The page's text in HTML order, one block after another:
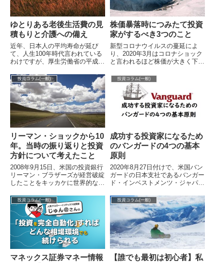
ゆとりある老後生活費の見
積もりと介護への備え
近年、日本人の平均寿命が延び
て、人生100年時代言われている
わけですが、厚生労働省の平成
支給が始まる65歳時点の平均余
命は、男性8...
株価暴落時につみたて投資
家がするべき3つのこと
新型コロナウイルスの蔓延によ
り、2020年3月はコロナショック
と言われるほど株価が大きく下が
週間下落率は12%超え。リーマ
ン・ショ...
投資コラム(一般)
リーマン・ショックから10
年。当時の振り返りと投資
方針について考えたこと
2008年9月15日、米国の投資銀行
リーマン・ブラザーズが経営破綻
したことをキッカケに世界的な金
ショックは私にとっては、ニュー
スの...
投資コラム(一般)
成功する投資家になるため
のバンガードの4つの基本
原則
2020年8月27日付けで、米国バン
ガードの日本支社であるバンガー
ド・インベストメンツ・ジャパン
イトバンガードからのお知らせ｜
当...
投資コラム(一般)
マネックス証券マネー情報
投資コラム(一般)
【誰でも最初は初心者】私